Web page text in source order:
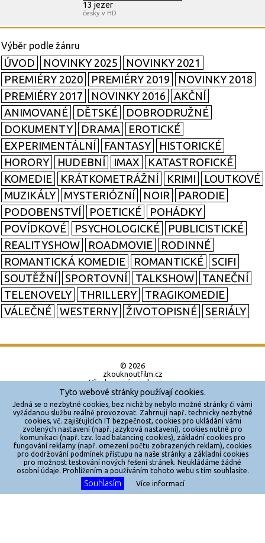
13 jezer
česky v HD
ÚVOD NOVINKY 2025
NOVINKY 2021
PREMIÉRY 2020
PREMIÉRY 2019
NOVINKY 2018
PREMIÉRY 2017
NOVINKY 2016
AKČNÍ
ANIMOVANÉ
DĚTSKÉ
DOBRODRUŽNÉ
DOKUMENTY
DRAMA
EROTICKÉ
EXPERIMENTÁLNÍ
FANTASY
HISTORICKÉ
HORORY
HUDEBNÍ IMAX
KATASTROFICKÉ
KOMEDIE
KRÁTKOMETRÁŽNÍ KRIMI
LOUTKOVÉ
MUZIKÁLY
MYSTERIÓZNÍ NOIR
PARODIE
PODOBENSTVÍ
POETICKÉ
POHÁDKY
POVÍDKOVÉ
PSYCHOLOGICKÉ
PUBLICISTICKÉ
REALITYSHOW
ROADMOVIE
RODINNÉ
ROMANTICKÁ KOMEDIE
ROMANTICKÉ
SCIFI
SOUTĚŽNÍ
SPORTOVNÍ TALKSHOW
TANEČNÍ
TELENOVELY
THRILLERY
TRAGIKOMEDIE
VÁLEČNÉ
WESTERNY ŽIVOTOPISNÉ SERIÁLY
© 2026
zkouknoutfilm.cz
Všechna práva vyhrazena.
Powered by
Reklama
Sítě
Redakce
Jakékoliv užití obsahu je bez souhlasu provozovatele zakázáno.
Tyto webové stránky používají cookies.
Jedná se o nezbytné cookies, bez nichž by nebylo možné stránky či vámi
vyžádanou službu reálně provozovat. Zahrnují např. technicky nezbytné
cookies, vč. zajišťujících IT bezpečnost, cookies pro ukládání vámi
zvolených nastavení (např. jazyková nastavení), cookies nutné pro
komunikaci (např. tzv. load balancing cookies), základní cookies pro
fungování reklamy (např. omezení počtu zobrazených reklam), cookies
pro dodržování podmínek přístupu na naše stránky a základní cookies
pro možnost testování nových řešení stránek. Neukládáme žádné
osobní údaje. Prohlížením a používáním tohoto webu s tím souhlasíte.
Souhlasím Více informací